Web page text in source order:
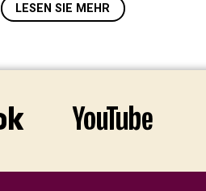
LESEN SIE MEHR